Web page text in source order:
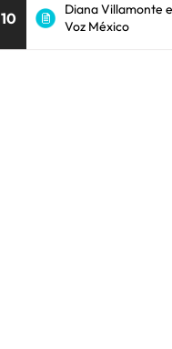
10
Diana Villamonte
Voz México